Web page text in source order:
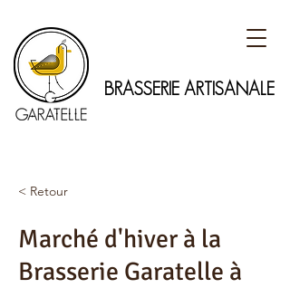
BRASSERIE ARTISANALE
< Retour
Marché d'hiver à la
Brasserie Garatelle à